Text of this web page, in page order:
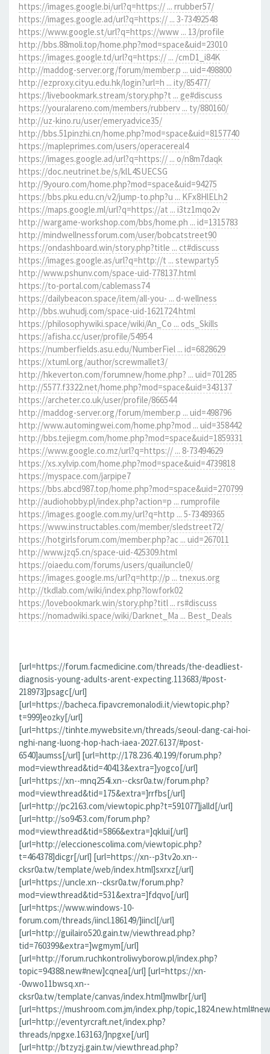
https://images.google.bi/url?q=https:// ... rrubber57/
https://images.google.ad/url?q=https:// ... 3-73492548
https://www.google.st/url?q=https://www ... 13/profile
http://bbs.88moli.top/home.php?mod=space&uid=23010
https://images.google.td/url?q=https:// ... /cmD1_i84K
http://maddog-server.org/forum/member.p ... uid=498800
http://ezproxy.cityu.edu.hk/login?url=h ... ity/85477/
https://livebookmark.stream/story.php?t ... ge#discuss
https://youralareno.com/members/rubberv ... ty/880160/
http://uz-kino.ru/user/emeryadvice35/
http://bbs.51pinzhi.cn/home.php?mod=space&uid=8157740
https://mapleprimes.com/users/operacereal4
https://images.google.ad/url?q=https:// ... o/n8m7daqk
https://doc.neutrinet.be/s/klL4SUECSG
http://9youro.com/home.php?mod=space&uid=94275
https://bbs.pku.edu.cn/v2/jump-to.php?u ... KFx8HlELh2
https://maps.google.ml/url?q=https://at ... i3tz1mqo2v
http://wargame-workshop.com/bbs/home.ph ... id=1315783
http://mindwellnessforum.com/user/bobcatstreet90
https://ondashboard.win/story.php?title ... ct#discuss
https://images.google.as/url?q=http://t ... stewparty5
http://www.pshunv.com/space-uid-778137.html
https://to-portal.com/cablemass74
https://dailybeacon.space/item/all-you- ... d-wellness
http://bbs.wuhudj.com/space-uid-1621724.html
https://philosophywiki.space/wiki/An_Co ... ods_Skills
https://afisha.cc/user/profile/54954
https://numberfields.asu.edu/NumberFiel ... id=6828629
https://xtuml.org/author/screwmallet3/
http://hkeverton.com/forumnew/home.php? ... uid=701285
http://5577.f3322.net/home.php?mod=space&uid=343137
https://archeter.co.uk/user/profile/866544
http://maddog-server.org/forum/member.p ... uid=498796
http://www.automingwei.com/home.php?mod ... uid=358442
http://bbs.tejiegm.com/home.php?mod=space&uid=1859331
https://www.google.co.mz/url?q=https:// ... 8-73494629
https://xs.xylvip.com/home.php?mod=space&uid=4739818
https://myspace.com/jarpipe7
https://bbs.abcd987.top/home.php?mod=space&uid=270799
http://audiohobby.pl/index.php?action=p ... rumprofile
https://images.google.com.my/url?q=http ... 5-73489365
https://www.instructables.com/member/sledstreet72/
https://hotgirlsforum.com/member.php?ac ... uid=267011
http://www.jzq5.cn/space-uid-425309.html
https://oiaedu.com/forums/users/quailuncle0/
https://images.google.ms/url?q=http://p ... tnexus.org
http://tkdlab.com/wiki/index.php?lowfork02
https://lovebookmark.win/story.php?titl ... rs#discuss
https://nomadwiki.space/wiki/Darknet_Ma ... Best_Deals
[url=https://forum.facmedicine.com/threads/the-deadliest-
diagnosis-young-adults-arent-expecting.113683/#post-
218973]psagc[/url]
[url=https://bacheca.fipavcremonalodi.it/viewtopic.php?
t=999]eozky[/url]
[url=https://tinhte.mywebsite.vn/threads/seoul-dang-cai-hoi-
nghi-nang-luong-hop-hach-iaea-2027.6137/#post-
6540]aumss[/url] [url=http://178.236.40.199/forum.php?
mod=viewthread&tid=40413&extra=]yogco[/url]
[url=https://xn--mnq254i.xn--cksr0a.tw/forum.php?
mod=viewthread&tid=175&extra=]rrfbs[/url]
[url=http://pc2163.com/viewtopic.php?t=591077]jalld[/url]
[url=http://so9453.com/forum.php?
mod=viewthread&tid=5866&extra=]qklui[/url]
[url=http://eleccionescolima.com/viewtopic.php?
t=464378]dicgr[/url] [url=https://xn--p3tv2o.xn--
cksr0a.tw/template/web/index.html]sxrxz[/url]
[url=https://uncle.xn--cksr0a.tw/forum.php?
mod=viewthread&tid=531&extra=]fdqvo[/url]
[url=https://www.windows-10-
forum.com/threads/iincl.186149/]iincl[/url]
[url=http://guilairo520.gain.tw/viewthread.php?
tid=760399&extra=]wgmym[/url]
[url=http://forum.ruchkontroliwyborow.pl/index.php?
topic=94388.new#new]cqnea[/url] [url=https://xn-
-0wwo11bwsq.xn--
cksr0a.tw/template/canvas/index.html]mwlbr[/url]
[url=https://mushroom.com.jm/index.php/
[url=http://eventyrcraft.net/index.php?
threads/npgxe.163163/]npgxe[/url]
[url=http://btzyzj.gain.tw/viewthread.php?